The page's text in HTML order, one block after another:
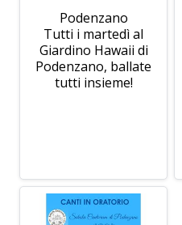
Podenzano
Tutti i martedì al
Giardino Hawaii di
Podenzano, ballate
tutti insieme!